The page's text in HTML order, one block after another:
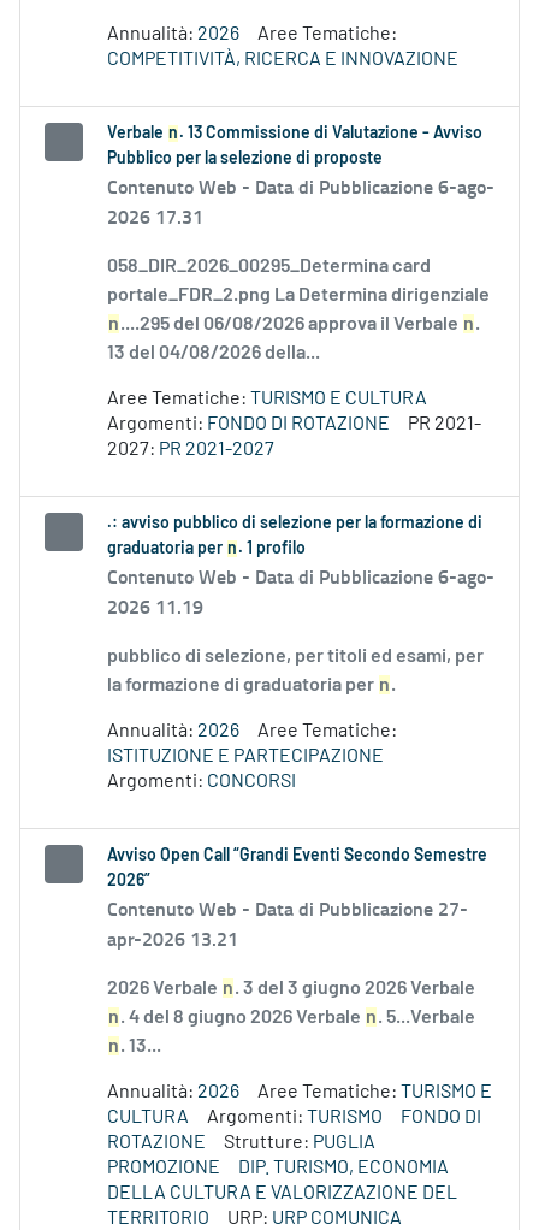
Annualità: 2026
Aree Tematiche:
COMPETITIVITÀ, RICERCA E INNOVAZIONE
Verbale n . 13 Commissione di Valutazione - Avviso
Pubblico per la selezione di proposte
Contenuto Web - Data di Pubblicazione 6-ago-
2026 17.31
058_DIR_2026_00295_Determina card
portale_FDR_2.png La Determina dirigenziale
n....295 del 06/08/2026 approva il Verbale n.
13 del 04/08/2026 della...
Aree Tematiche: TURISMO E CULTURA
Argomenti: FONDO DI ROTAZIONE
PR 2021-
2027: PR 2021-2027
.: avviso pubblico di selezione per la formazione di
graduatoria per n . 1 profilo
Contenuto Web - Data di Pubblicazione 6-ago-
2026 11.19
pubblico di selezione, per titoli ed esami, per
la formazione di graduatoria per n.
Annualità: 2026
Aree Tematiche:
ISTITUZIONE E PARTECIPAZIONE
Argomenti: CONCORSI
Avviso Open Call “Grandi Eventi Secondo Semestre
2026”
Contenuto Web - Data di Pubblicazione 27-
apr-2026 13.21
2026 Verbale n. 3 del 3 giugno 2026 Verbale
n. 4 del 8 giugno 2026 Verbale n. 5...Verbale
n. 13...
Annualità: 2026 Aree Tematiche: TURISMO E
CULTURA
Argomenti: TURISMO
FONDO DI
ROTAZIONE
Strutture: PUGLIA
PROMOZIONE
DIP. TURISMO, ECONOMIA
DELLA CULTURA E VALORIZZAZIONE DEL
TERRITORIO
URP: URP COMUNICA